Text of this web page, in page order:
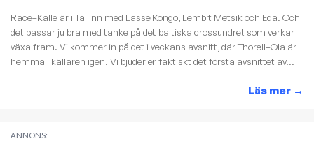
Race–Kalle är i Tallinn med Lasse Kongo, Lembit Metsik och Eda. Och
det passar ju bra med tanke på det baltiska crossundret som verkar
växa fram. Vi kommer in på det i veckans avsnitt, där Thorell–Ola är
hemma i källaren igen. Vi bjuder er faktiskt det första avsnittet av...
Läs mer →
ANNONS: